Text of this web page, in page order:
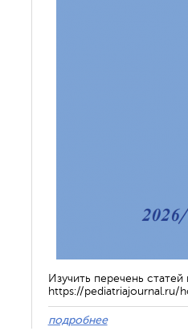
Изучить перечень
https://pediatriajournal.ru/
подробнее